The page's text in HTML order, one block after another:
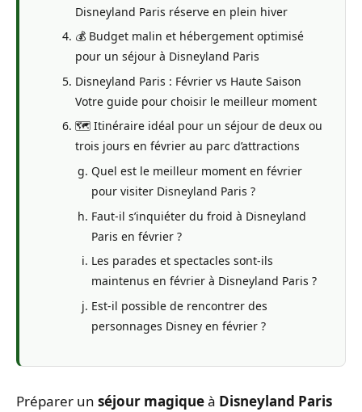
Disneyland Paris réserve en plein hiver
💰 Budget malin et hébergement optimisé
pour un séjour à Disneyland Paris
Disneyland Paris : Février vs Haute Saison
Votre guide pour choisir le meilleur moment
🗺️ Itinéraire idéal pour un séjour de deux ou
trois jours en février au parc d’attractions
Quel est le meilleur moment en février
pour visiter Disneyland Paris ?
Faut-il s’inquiéter du froid à Disneyland
Paris en février ?
Les parades et spectacles sont-ils
maintenus en février à Disneyland Paris ?
Est-il possible de rencontrer des
personnages Disney en février ?
Préparer un séjour magiqueà Disneyland Paris